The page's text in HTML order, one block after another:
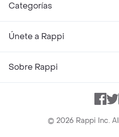
Categorías
Únete a Rappi
Sobre Rappi
© 2026 Rappi Inc.